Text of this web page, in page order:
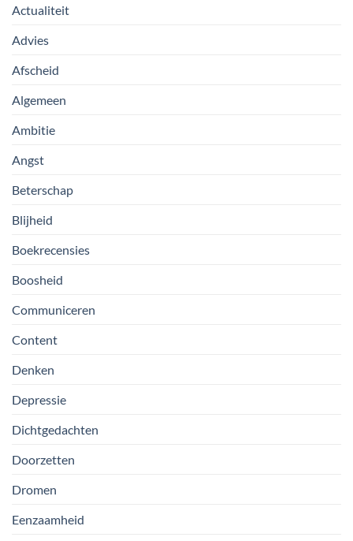
Actualiteit
Advies
Afscheid
Algemeen
Ambitie
Angst
Beterschap
Blijheid
Boekrecensies
Boosheid
Communiceren
Content
Denken
Depressie
Dichtgedachten
Doorzetten
Dromen
Eenzaamheid